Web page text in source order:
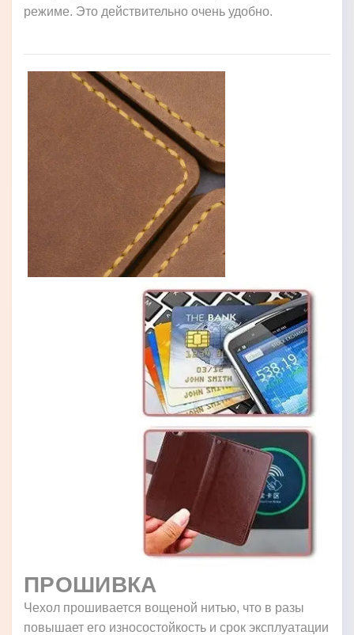
режиме. Это действительно очень удобно.
ПРОШИВКА
Чехол прошивается вощеной нитью, что в разы
повышает его износостойкость и срок эксплуатации